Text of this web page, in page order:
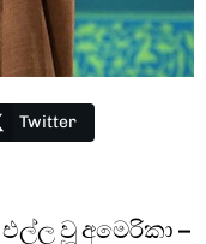
Twitter
වූ අමෙරිකා –